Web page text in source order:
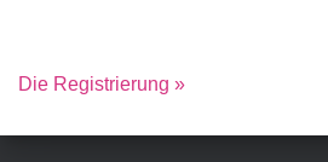
Die Registrierung »